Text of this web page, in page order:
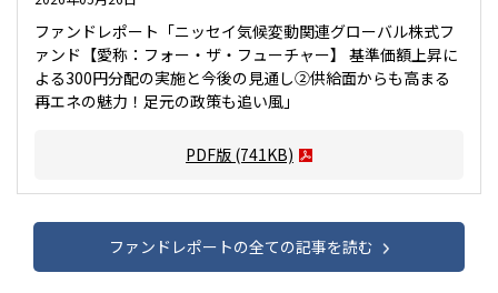
ファンドレポート「ニッセイ気候変動関連グローバル株式フ
ァンド【愛称：フォー・ザ・フューチャー】 基準価額上昇に
よる300円分配の実施と今後の見通し②供給面からも高まる
再エネの魅力！足元の政策も追い風」
PDF版 (741KB)
ファンドレポートの全ての記事を読む